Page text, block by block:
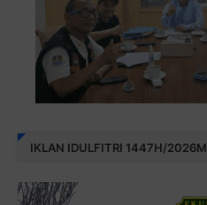
IKLAN IDULFITRI 1447H/2026M